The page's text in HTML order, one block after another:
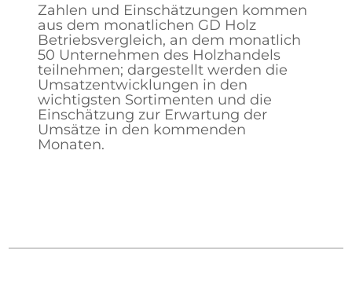
Zahlen und Einschätzungen kommen
aus dem monatlichen GD Holz
Betriebsvergleich, an dem monatlich
50 Unternehmen des Holzhandels
teilnehmen; dargestellt werden die
Umsatzentwicklungen in den
wichtigsten Sortimenten und die
Einschätzung zur Erwartung der
Umsätze in den kommenden
Monaten.